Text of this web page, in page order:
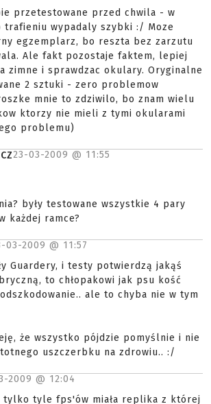
przetestowane przed chwila - w
trafieniu wypadaly szybki :/ Moze
egzemplarz, bo reszta bez zarzutu
Ale fakt pozostaje faktem, lepiej
zimne i sprawdzac okulary. Oryginalne
2 sztuki - zero problemow
mnie to zdziwilo, bo znam wielu
ktorzy nie mieli z tymi okularami
problemu)
23-03-2009 @ 11:55
były testowane wszystkie 4 pary
każdej ramce?
03-2009 @ 11:57
Guardery, i testy potwierdzą jakąś
to chłopakowi jak psu kość
ale to chyba nie w tym
że wszystko pójdzie pomyślnie i nie
uszczerbku na zdrowiu.. :/
2009 @ 12:04
tylko tyle fps'ów miała replika z której